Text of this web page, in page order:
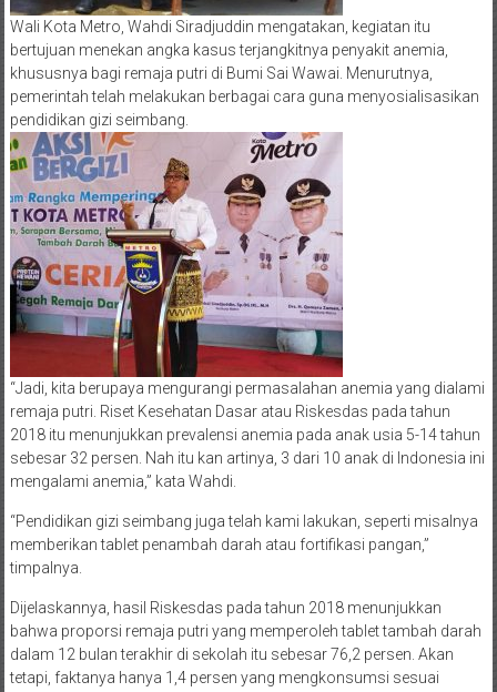
Wali Kota Metro, Wahdi Siradjuddin mengatakan, kegiatan itu
bertujuan menekan angka kasus terjangkitnya penyakit anemia,
khususnya bagi remaja putri di Bumi Sai Wawai. Menurutnya,
pemerintah telah melakukan berbagai cara guna menyosialisasikan
pendidikan gizi seimbang.
“Jadi, kita berupaya mengurangi permasalahan anemia yang dialami
remaja putri. Riset Kesehatan Dasar atau Riskesdas pada tahun
2018 itu menunjukkan prevalensi anemia pada anak usia 5-14 tahun
sebesar 32 persen. Nah itu kan artinya, 3 dari 10 anak di Indonesia ini
mengalami anemia,” kata Wahdi.
“Pendidikan gizi seimbang juga telah kami lakukan, seperti misalnya
memberikan tablet penambah darah atau fortifikasi pangan,”
timpalnya.
Dijelaskannya, hasil Riskesdas pada tahun 2018 menunjukkan
bahwa proporsi remaja putri yang memperoleh tablet tambah darah
dalam 12 bulan terakhir di sekolah itu sebesar 76,2 persen. Akan
tetapi, faktanya hanya 1,4 persen yang mengkonsumsi sesuai